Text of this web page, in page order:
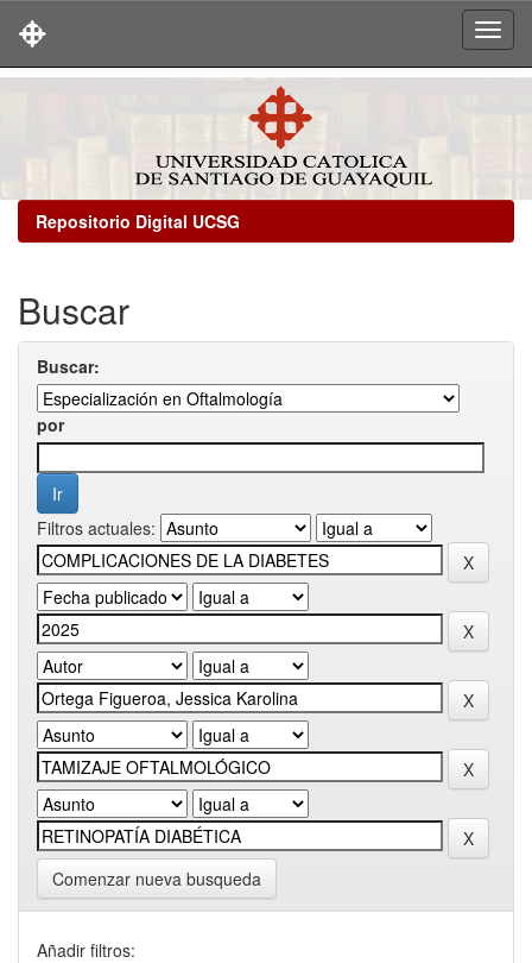
Repositorio Digital UCSG
Buscar
Buscar:
por
Filtros actuales:
Comenzar nueva busqueda
Añadir filtros: